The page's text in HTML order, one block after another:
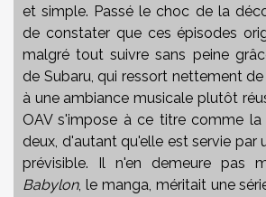
et simple. Passé le choc de la
de constater que ces épisodes
malgré tout suivre sans peine
de Subaru, qui ressort nettement
à une ambiance musicale plutôt
OAV s'impose à ce titre comme
deux, d'autant qu'elle est servie par
prévisible. Il n'en demeure pas
Babylon, le manga, méritait une